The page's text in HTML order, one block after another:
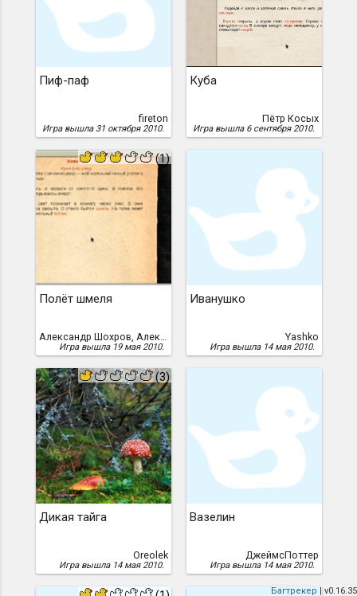
Пиф-паф
fireton
Игра вышла 31 октября 2010.
Куба
Пётр Косых
Игра вышла 6 сентября 2010.
(1)
Полёт шмеля
Александр Шохров, Александр Шохров aka wolz
Игра вышла 19 мая 2010.
Иванушко
Yashko
Игра вышла 14 мая 2010.
(3)
Дикая тайга
Oreolek
Игра вышла 14 мая 2010.
Вазелин
ДжеймсПоттер
Игра вышла 14 мая 2010.
Багтрекер | v0.16.35